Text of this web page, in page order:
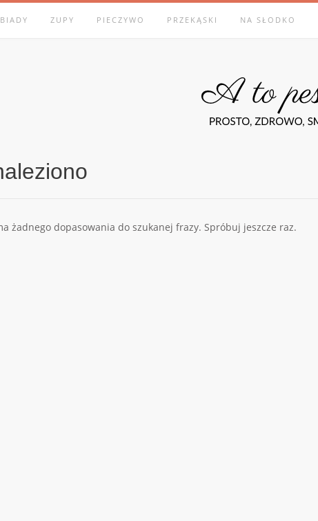
ZUPY PIECZYWO PRZEKĄSKI NA SŁODKO
żadnego dopasowania do szukanej frazy. Spróbuj jeszcze raz.